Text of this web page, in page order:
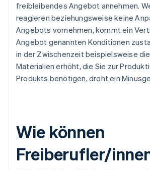
freibleibendes Angebot annehmen.
reagieren beziehungsweise keine
Angebots vornehmen, kommt ein
Angebot genannten Konditionen
in der Zwischenzeit beispielsweise
Materialien erhöht, die Sie zur
Produkts benötigen, droht ein
Wie können
Freiberufler/